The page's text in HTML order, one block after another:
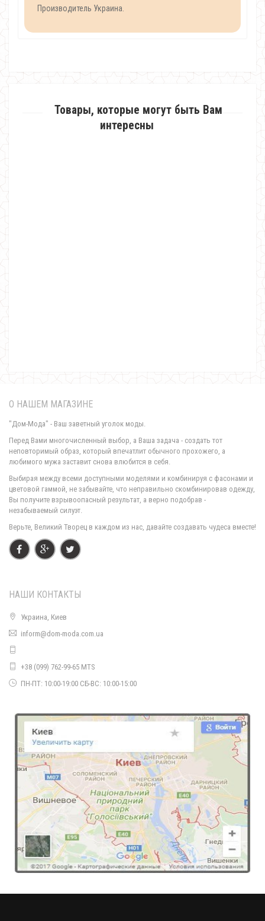
Производитель Украина.
Товары, которые могут быть Вам
интересны
750.00грн.
Женская трикотажная парка " Philipp Plein"
Короткая женская куртка парка с белым мехом
1500.00грн.
О НАШЕМ МАГАЗИНЕ
"Дом-Мода" - Ваш заветный уголок моды.
Перед Вами многочисленный выбор, а Ваша задача - создать тот
неповторимый образ, который впечатлит обычного прохожего, а
любимого мужа заставит снова влюбится в себя.
Выбирая между всеми доступными моделями и комбинируя с фасонами и
цветовой гаммой, не забывайте, что неправильно скомбинировав одежду,
Вы получите взрывоопасный результат, а верно подобрав -
незабываемый силуэт.
Верьте, Великий Творец в каждом из нас, давайте создавать чудеса вместе!
НАШИ КОНТАКТЫ
Украина, Киев
inform@dom-moda.com.ua
+38 (099) 762-99-65 MTS
ПН-ПТ: 10:00-19:00 СБ-ВС: 10:00-15:00